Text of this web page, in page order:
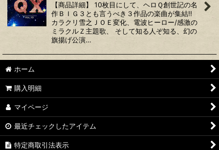
【商品詳細】 10枚目にして、ヘロＱ創世記の名
作ＢＩＧ３とも言うべき３作品の楽曲が集結!!
カラクリ雪之ＪＯＥ変化、電波ヒーロー/感激の
ミラクルＺ主題歌、 そして知る人ぞ知る、幻の
旗揚げ公演…
ホーム
購入明細
マイページ
最近チェックしたアイテム
特定商取引法表示